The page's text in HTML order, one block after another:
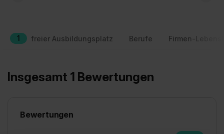
1 freier Ausbildungsplatz Berufe Firmen-
Insgesamt 1 Bewertungen
Bewertungen